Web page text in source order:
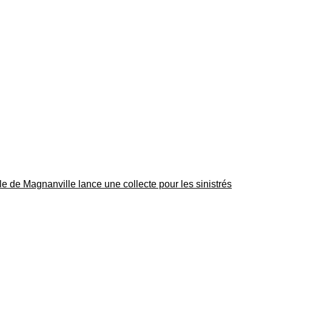
de Magnanville lance une collecte pour les sinistrés